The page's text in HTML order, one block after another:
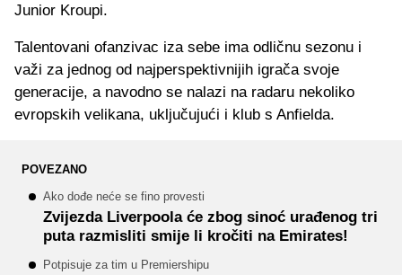
Junior Kroupi.
Talentovani ofanzivac iza sebe ima odličnu sezonu i
važi za jednog od najperspektivnijih igrača svoje
generacije, a navodno se nalazi na radaru nekoliko
evropskih velikana, uključujući i klub s Anfielda.
POVEZANO
Ako dođe neće se fino provesti
Zvijezda Liverpoola će zbog sinoć urađenog tri
puta razmisliti smije li kročiti na Emirates!
Potpisuje za tim u Premiershipu